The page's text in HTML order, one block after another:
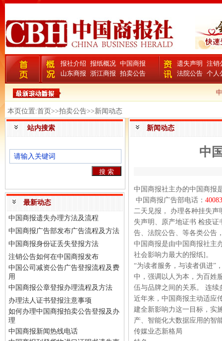
报社介绍 报纸概况 中国商报
山东商报 浙江商报 拍卖公告
遗失声明
注销
法院公告 个人
中
本页位置:首页>>拍卖公告>>新闻动态
站内搜索
最新动态
中国商报遗失办理方法及流程
中国商报广告部发布广告流程及方法
中国商报身份证丢失登报方法
注销公告如何在中国商报发布
中国公司减资公告广告登报流程及费
用
中国商报公章登报办理流程及方法
办理法人证书登报注意事项
如何办理中国商报拍卖公告登报及办
理
中国商报新闻热线电话
新闻动态
中
中国商报社主办的中国商报
中国商报广告部电话：
二天见报， 办理各种挂失
失声明、原产地证书 检疫
告、法院公告、等各类公告
中国商报是由中国商报社主
社会影响力最大的报纸]。
“为读者服务，与读者俱进”
中，强调以人为本，为百姓
伍与品牌之间的关系。 连续
近年来，中国商报主动适应
建全新影响力这一目标，实
产、智能化大数据应用的智
传媒业态新格局